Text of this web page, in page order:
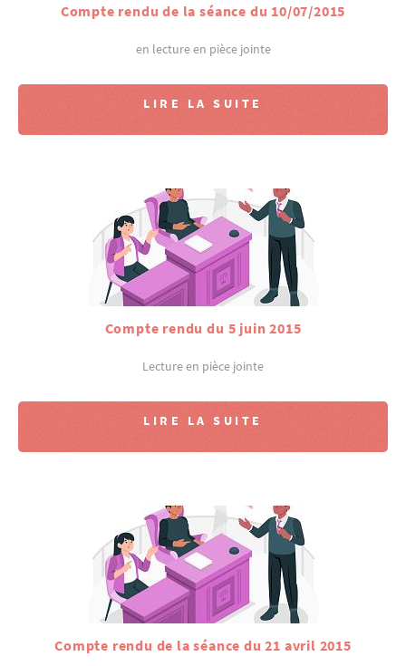
Compte rendu de la séance du 10/07/2015
en lecture en pièce jointe
LIRE LA SUITE
Compte rendu du 5 juin 2015
Lecture en pièce jointe
LIRE LA SUITE
Compte rendu de la séance du 21 avril 2015